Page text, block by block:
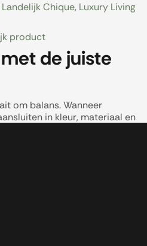
Landelijk Chique, Luxury Living
product
de juiste
om balans. Wanneer
in kleur, materiaal en